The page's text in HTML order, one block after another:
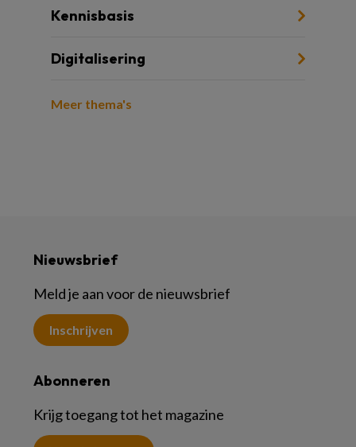
Kennisbasis
Digitalisering
Meer thema's
Nieuwsbrief
Meld je aan voor de nieuwsbrief
Inschrijven
Abonneren
Krijg toegang tot het magazine